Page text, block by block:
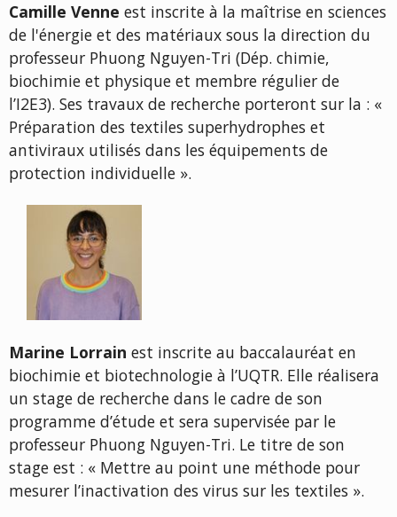
Camille Venne est inscrite à la maîtrise en sciences
de l'énergie et des matériaux sous la direction du
professeur Phuong Nguyen-Tri (Dép. chimie,
biochimie et physique et membre régulier de
l’I2E3). Ses travaux de recherche porteront sur la : «
Préparation des textiles superhydrophes et
antiviraux utilisés dans les équipements de
protection individuelle ».
Marine Lorrain est inscrite au baccalauréat en
biochimie et biotechnologie à l’UQTR. Elle réalisera
un stage de recherche dans le cadre de son
programme d’étude et sera supervisée par le
professeur Phuong Nguyen-Tri. Le titre de son
stage est : « Mettre au point une méthode pour
mesurer l’inactivation des virus sur les textiles ».